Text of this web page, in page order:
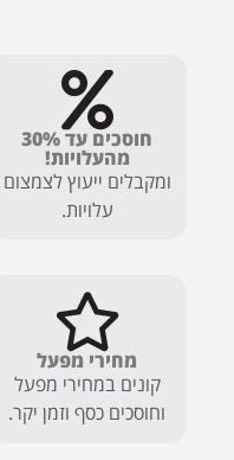
חוסכים עד 30%
מהעלויות!
ומקבלים ייעוץ לצמצום
עלויות.
מחירי מפעל
קונים במחירי מפעל
וחוסכים כסף וזמן יקר.